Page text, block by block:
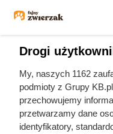
Drogi
My, naszych 1162
podmioty z Grupy
przechowujemy
przetwarzamy dane
identyfikatory,